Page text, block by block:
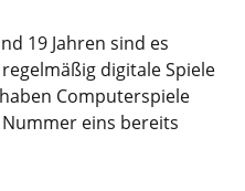
19 Jahren sind es
digitale Spiele
Computerspiele
eins bereits